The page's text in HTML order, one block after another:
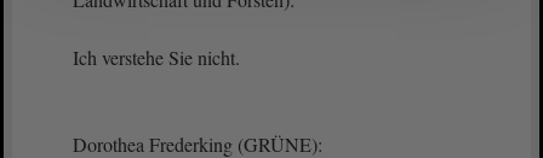
Ich verstehe Sie nicht.
Dorothea Frederking (GRÜNE):